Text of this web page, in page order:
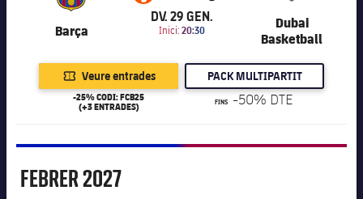
Barça
DV. 29 GEN.
Inici: 20:30
Dubai
Basketball
Veure entrades
-25% CODI: FCB25
(+3 ENTRADES)
PACK MULTIPARTIT
FINS -50% DTE
Febrer
FEBRER2027